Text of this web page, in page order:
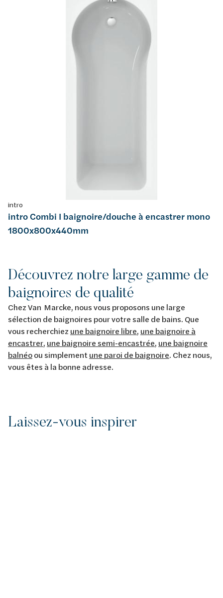
intro
intro Combi I baignoire/douche à encastrer mono
1800x800x440mm
Découvrez notre large gamme de
baignoires de qualité
Chez Van Marcke, nous vous proposons une large
sélection de baignoires pour votre salle de bains. Que
vous recherchiez une baignoire libre, une baignoire à
encastrer, une baignoire semi-encastrée, une baignoire
balnéoou simplement une paroi de baignoire. Chez nous,
vous êtes à la bonne adresse.
Laissez-vous inspirer